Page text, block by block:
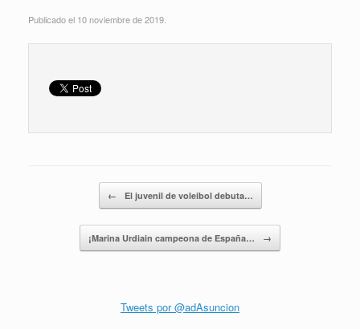
Publicado el 10 noviembre de 2019.
← El juvenil de voleibol debuta…
¡Marina Urdiain campeona de España… →
Tweets por @adAsuncion